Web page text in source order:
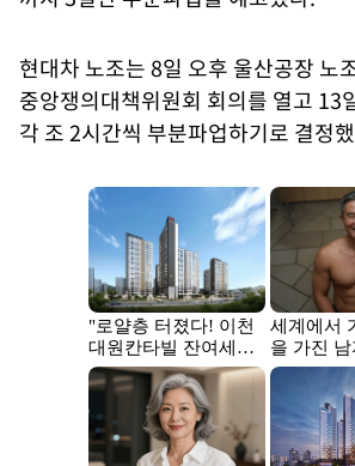
현대차 노조는 8일 오후 울산공장 노
중앙쟁의대책위원회 회의를 열고 13
각 조 2시간씩 부분파업하기로 결정